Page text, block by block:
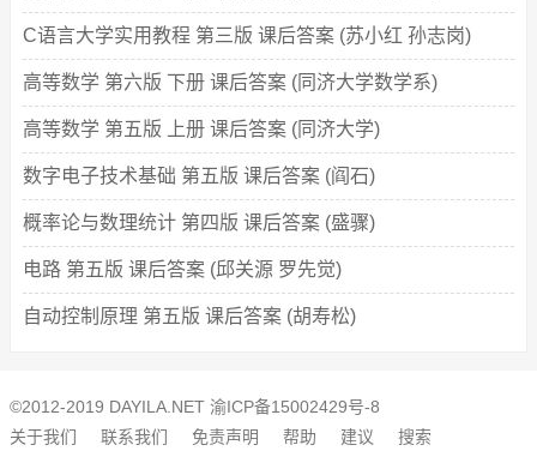
C语言大学实用教程 第三版 课后答案 (苏小红 孙志岗)
高等数学 第六版 下册 课后答案 (同济大学数学系)
高等数学 第五版 上册 课后答案 (同济大学)
数字电子技术基础 第五版 课后答案 (阎石)
概率论与数理统计 第四版 课后答案 (盛骤)
电路 第五版 课后答案 (邱关源 罗先觉)
自动控制原理 第五版 课后答案 (胡寿松)
©2012-2019 DAYILA.NET 渝ICP备15002429号-8
关于我们
联系我们 免责声明 帮助 建议 搜索